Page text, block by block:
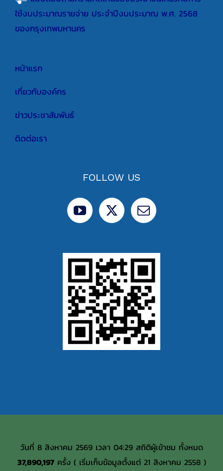
ใช้งบประมาณรายจ่าย ประจำปีงบประมาณ พ.ศ. 2568
ของกรุงเทพมหานคร
หน้าแรก
เกี่ยวกับองค์กร
ข่าวประชาสัมพันธ์
ติดต่อเรา
FOLLOW US
วันที่ 8 สิงหาคม 2569 เวลา 04:29 สถิติผู้เข้าชม ทั้งหมด
37,890,197ครั้ง ( เริ่มเก็บข้อมูลตั้งแต่ 21 สิงหาคม 2558 )